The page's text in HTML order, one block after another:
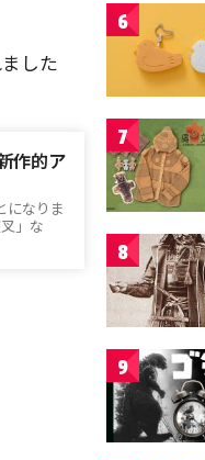
した
作的ア
になりま
」な
6
7
8
9